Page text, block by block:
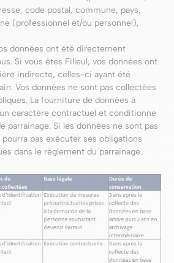
code postal, commune, pays,
(professionnel et/ou personnel),
données ont été directement
Si vous êtes Filleul, vos données ont
indirecte, celles-ci ayant été
Vos données ne sont pas collectées
La fourniture de données à
caractère contractuel et conditionne
parrainage. Si les données ne sont pas
pas exécuter ses obligations
dans le règlement du parrainage.